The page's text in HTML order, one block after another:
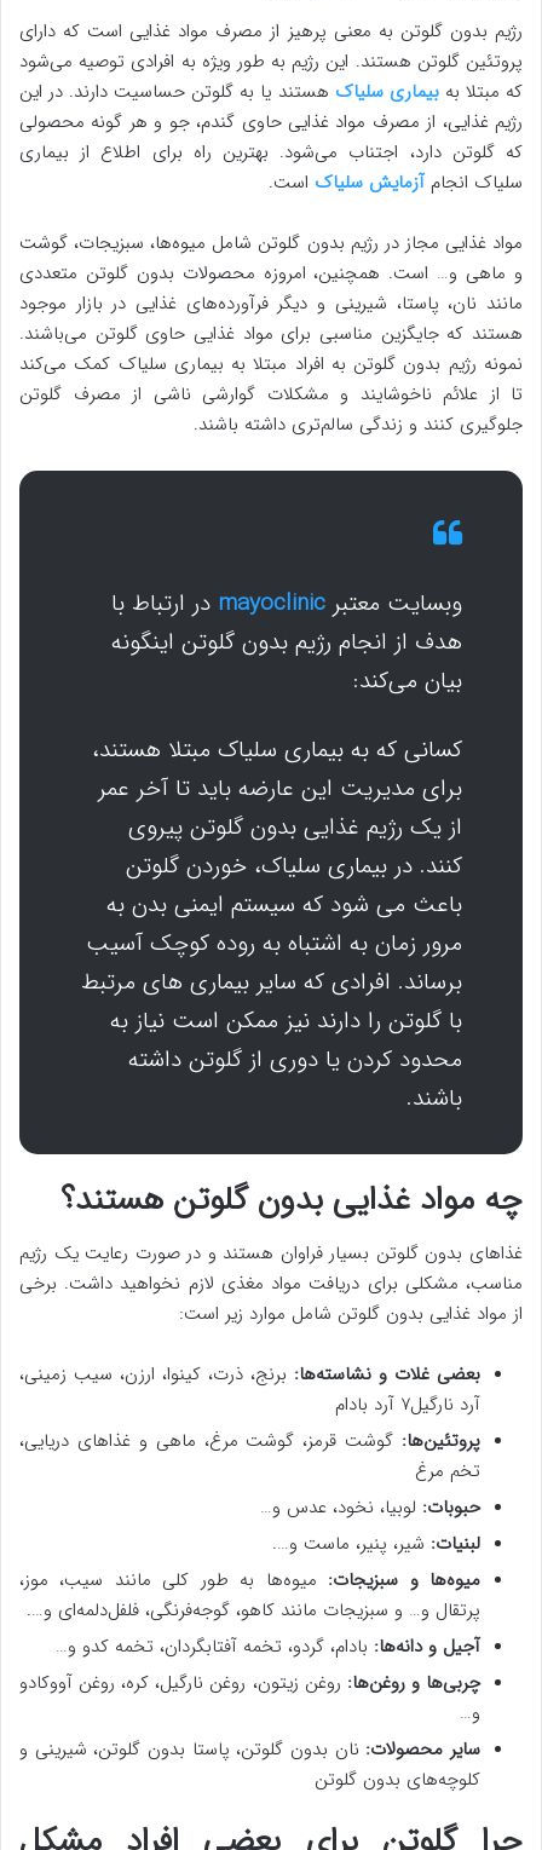
رژیم بدون گلوتن به معنی پرهیز از مصرف مواد غذایی است که دارای
پروتئین گلوتن هستند. این رژیم به طور ویژه به افرادی توصیه می‌شود
که مبتلا بهبیماری سلیاک هستند یا به گلوتن حساسیت دارند. در این
رژیم غذایی، از مصرف مواد غذایی حاوی گندم، جو و هر گونه محصولی
که گلوتن دارد، اجتناب می‌شود. بهترین راه برای اطلاع از بیماری
سلیاک انجامآزمایش سلیاک است.
مواد غذایی مجاز در رژیم بدون گلوتن شامل میوه‌ها، سبزیجات، گوشت
و ماهی و… است. همچنین، امروزه محصولات بدون گلوتن متعددی
مانند نان، پاستا، شیرینی و دیگر فرآورده‌های غذایی در بازار موجود
هستند که جایگزین مناسبی برای مواد غذایی حاوی گلوتن می‌باشند.
نمونه رژیم بدون گلوتن به افراد مبتلا به بیماری سلیاک کمک می‌کند
تا از علائم ناخوشایند و مشکلات گوارشی ناشی از مصرف گلوتن
جلوگیری کنند و زندگی سالم‌تری داشته باشند.
وبسایت معتبر mayoclinic در ارتباط با
هدف از انجام رژیم بدون گلوتن اینگونه
بیان می‌کند:
کسانی که به بیماری سلیاک مبتلا هستند،
برای مدیریت این عارضه باید تا آخر عمر
از یک رژیم غذایی بدون گلوتن پیروی
کنند. در بیماری سلیاک، خوردن گلوتن
باعث می شود که سیستم ایمنی بدن به
مرور زمان به اشتباه به روده کوچک آسیب
برساند. افرادی که سایر بیماری های مرتبط
با گلوتن را دارند نیز ممکن است نیاز به
محدود کردن یا دوری از گلوتن داشته
باشند.
چه مواد غذایی بدون گلوتن هستند؟
غذاهای بدون گلوتن بسیار فراوان هستند و در صورت رعایت یک رژیم
مناسب، مشکلی برای دریافت مواد مغذی لازم نخواهید داشت. برخی
از مواد غذایی بدون گلوتن شامل موارد زیر است:
بعضی غلات و نشاسته‌ها: برنج، ذرت، کینوا، ارزن، سیب زمینی،
آرد نارگیل۷ آرد بادام
پروتئین‌ها: گوشت قرمز، گوشت مرغ، ماهی و غذاهای دریایی،
تخم مرغ
حبوبات: لوبیا، نخود، عدس و…
لبنیات: شیر، پنیر، ماست و….
میوه‌ها و سبزیجات: میوه‌ها به طور کلی مانند سیب، موز،
پرتقال و… و سبزیجات مانند کاهو، گوجه‌فرنگی، فلفل‌دلمه‌ای و….
آجیل و دانه‌ها: بادام، گردو، تخمه آفتابگردان، تخمه کدو و…
چربی‌ها و روغن‌ها: روغن زیتون، روغن نارگیل، کره، روغن آووکادو
و…
سایر محصولات: نان بدون گلوتن، پاستا بدون گلوتن، شیرینی و
کلوچه‌های بدون گلوتن